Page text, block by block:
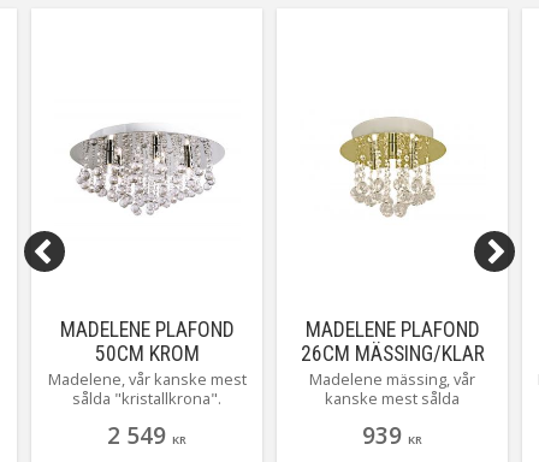
MADELENE PLAFOND
50CM KROM
Madelene, vår kanske mest
sålda "kristallkrona".
fint sken genom
2 549 KR
MADELENE PLAFOND
26CM MÄSSING/KLAR
Madelene mässing, vår
kanske mest sålda
ger ett fantastiskt fint sken
939 KR